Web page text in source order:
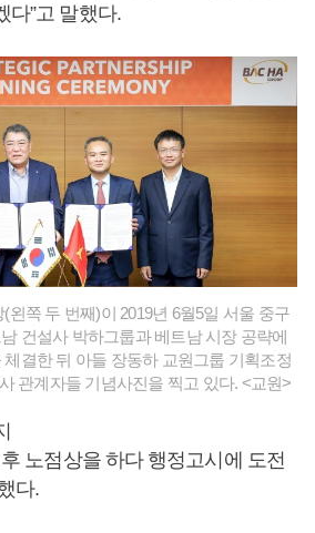
다”고 말했다.
왼쪽 두 번째)이 2019년 6월5일 서울 중구
건설사 박하그룹과 베트남 시장 공략에
결한 뒤 아들 장동하 교원그룹 기획조정
관계자들 기념사진을 찍고 있다. <교원>
노점상을 하다 행정고시에 도전
다.